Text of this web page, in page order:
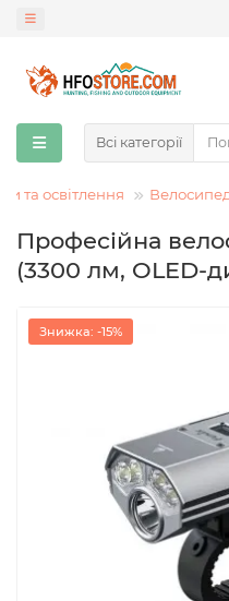
Всі категорії
та освітлення
Професійна
(3300 лм, OLED-
Знижка: -15%